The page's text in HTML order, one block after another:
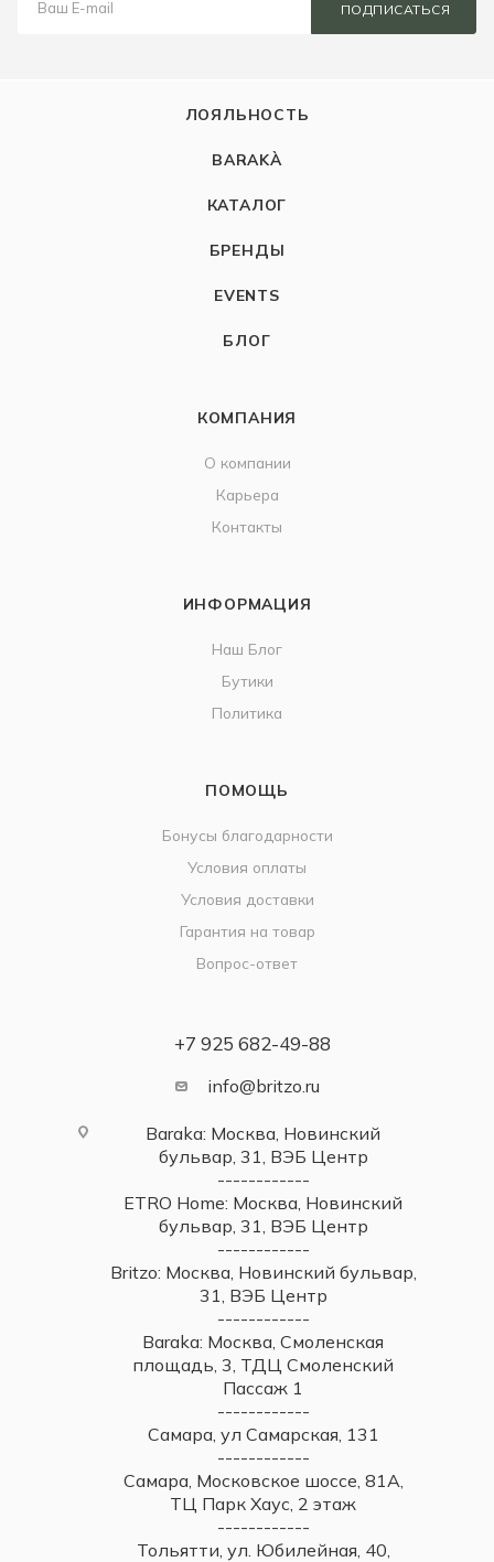
ПОДПИСАТЬСЯ
ЛОЯЛЬНОСТЬ
BARAKÀ
КАТАЛОГ
БРЕНДЫ
EVENTS
БЛОГ
КОМПАНИЯ
О компании
Карьера
Контакты
ИНФОРМАЦИЯ
Наш Блог
Бутики
Политика
ПОМОЩЬ
Бонусы благодарности
Условия оплаты
Условия доставки
Гарантия на товар
Вопрос-ответ
+7 925 682-49-88
info@britzo.ru
Baraka: Москва, Новинский
бульвар, 31, ВЭБ Центр
------------
ETRO Home: Москва, Новинский
бульвар, 31, ВЭБ Центр
------------
Britzo: Москва, Новинский бульвар,
31, ВЭБ Центр
------------
Baraka: Москва, Смоленская
площадь, 3, ТДЦ Смоленский
Пассаж 1
------------
Самара, ул Самарская, 131
------------
Самара, Московское шоссе, 81А,
ТЦ Парк Хаус, 2 этаж
------------
Тольятти, ул. Юбилейная, 40,